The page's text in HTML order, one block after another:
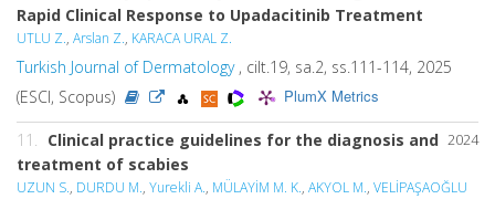
Rapid Clinical Response to Upadacitinib Treatment
UTLU Z., Arslan Z., KARACA URAL Z.
Turkish Journal of Dermatology, cilt.19, sa.2, ss.111-114, 2025
(ESCI, Scopus)
PlumX Metrics
2024
11. Clinical practice guidelines for the diagnosis and
treatment of scabies
UZUN S., DURDU M., Yurekli A., MÜLAYİM M. K., AKYOL M., VELİPAŞAOĞLU